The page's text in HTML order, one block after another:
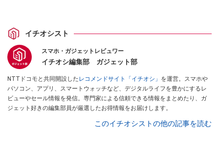
イチオシスト
スマホ・ガジェットレビュワー
イチオシ編集部 ガジェット部
NTTドコモと共同開設したレコメンドサイト「イチオシ」 を運営。スマホや
パソコン、アプリ、スマートウォッチなど、デジタルライフを豊かにするレ
ビューやセール情報を発信。専門家による信頼できる情報をまとめたり、ガ
ジェット好きの編集部員が厳選したお得情報をお届けします。
このイチオシストの他の記事を読む